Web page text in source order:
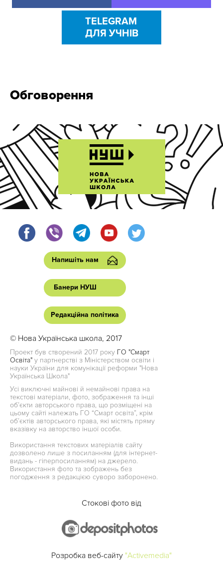
TELEGRAM
ДЛЯ УЧНІВ
Обговорення
Напишіть нам
Банери НУШ
Редакційна політика
© Нова Українська школа, 2017
Проект був створений 2017 року ГО "Смарт
Освіта" у партнерстві з Міністерством освіти і
науки України для комунікації реформи "Нова
Українська Школа"
Усі виключні майнові й немайнові права на
текстові матеріали, фото, зображення та інші
об’єкти авторського права, що розміщені на
цьому сайті належать ГО “Смарт освіта”, крім
об’єктів авторського права, які містять пряму
вказівку на авторство іншої особи.
Використання текстових матеріалів сайту
дозволено лише з посиланням (для інтернет-
видань - гіперпосиланням) на джерело.
Використання фото та зображень без
погодження з редакцією суворо заборонено.
Стокові фото від
Розробка веб-сайту "Activemedia"